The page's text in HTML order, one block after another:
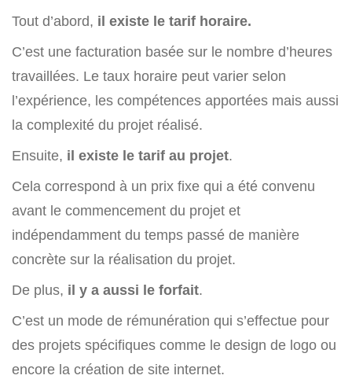
Tout d’abord, il existe le tarif horaire.
C’est une facturation basée sur le nombre d’heures
travaillées. Le taux horaire peut varier selon
l’expérience, les compétences apportées mais aussi
la complexité du projet réalisé.
Ensuite, il existe le tarif au projet.
Cela correspond à un prix fixe qui a été convenu
avant le commencement du projet et
indépendamment du temps passé de manière
concrète sur la réalisation du projet.
De plus, il y a aussi le forfait.
C’est un mode de rémunération qui s’effectue pour
des projets spécifiques comme le design de logo ou
encore la création de site internet.